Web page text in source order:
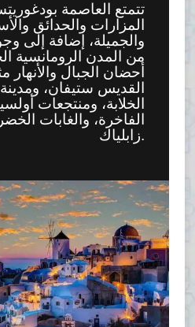
تتمتع العاصمة
المزارات والحدائق
والجميلة، إضافة إلى
من المدن الرومانسية
أحضان الجبال والأنهار
القديس ستيفان،
الخلابة، ومنتجعات
الفاخرة، والغابات
زابلياك.